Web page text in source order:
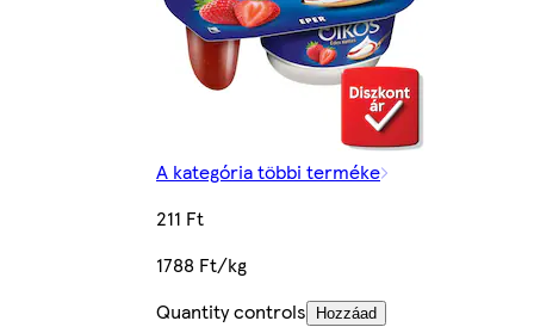
A kategória többi terméke
211 Ft
1788 Ft/kg
Quantity controls
Hozzáad